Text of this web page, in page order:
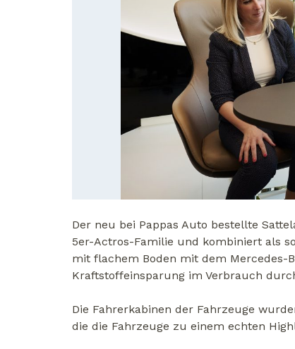
Der neu bei Pappas Auto bestellte
5er-Actros-Familie und kombiniert als
mit flachem Boden mit dem Mercedes-
Kraftstoffeinsparung im Verbrauch
Die Fahrerkabinen der Fahrzeuge
die die Fahrzeuge zu einem echten